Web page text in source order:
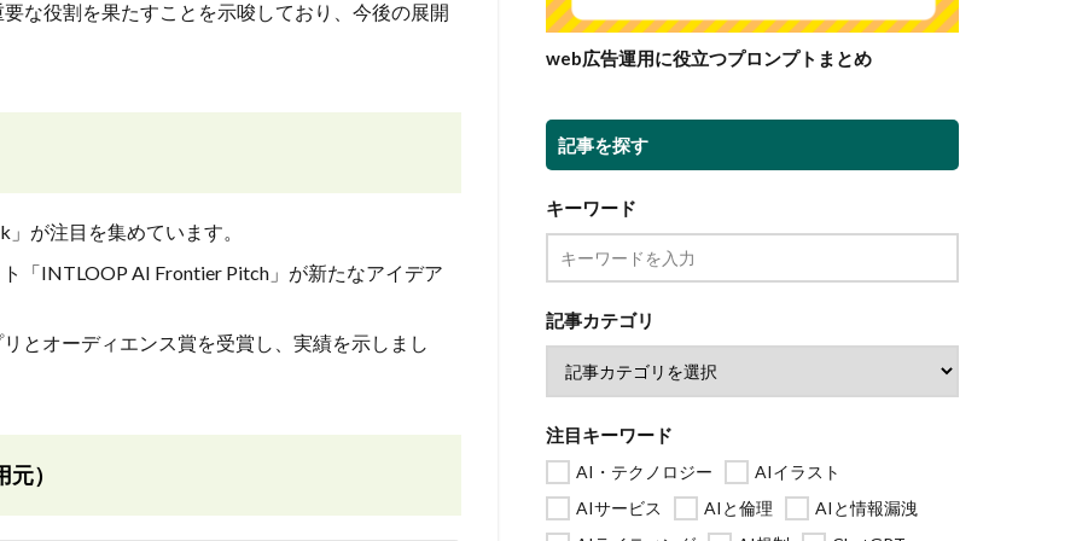
な役割を果たすことを示唆しており、今後の展開
が注目を集めています。
「INTLOOP AI Frontier Pitch」が新たなアイデア
とオーディエンス賞を受賞し、実績を示しまし
）
web広告運用に役立つプロンプトまとめ
記事を探す
キーワード
記事カテゴリ
注目キーワード
AI・テクノロジー
AIイラスト
AIサービス
AIと倫理
AIと情報漏洩